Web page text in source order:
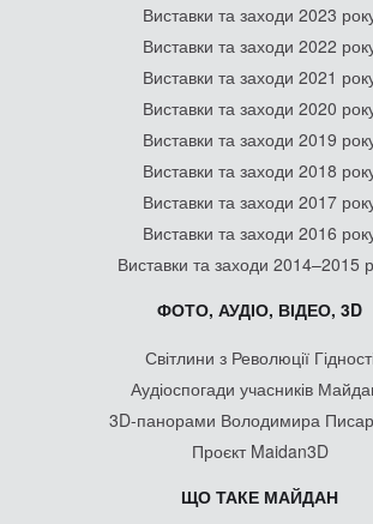
Виставки та заходи 2023
Виставки та заходи 2022
Виставки та заходи 2021
Виставки та заходи 2020
Виставки та заходи 2019
Виставки та заходи 2018
Виставки та заходи 2017
Виставки та заходи 2016
Виставки та заходи 2014–2015
ФОТО, АУДІО, ВІДЕО, 3D
Світлини з Революції
Аудіоспогади учасників
3D-панорами Володимира
Проєкт Maidan3D
ЩО ТАКЕ МАЙДАН